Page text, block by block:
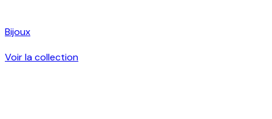
Bijoux
Voir la collection